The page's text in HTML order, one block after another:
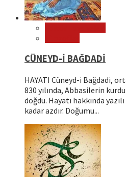
CÜNEYD-İ BAĞDADİ
HAYATI Cüneyd-i Bağdadi,
830 yılında, Abbasilerin
doğdu. Hayatı hakkında
kadar azdır. Doğumu...